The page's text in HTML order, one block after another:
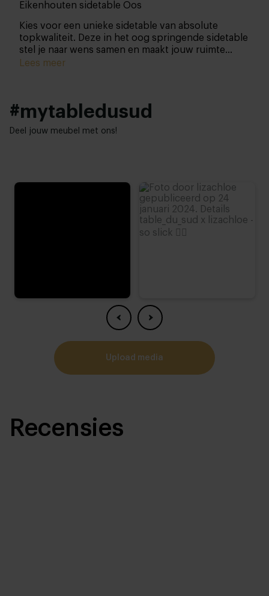
Eikenhouten sidetable Oos
Kies voor een unieke sidetable van absolute
topkwaliteit. Deze in het oog springende sidetable
stel je naar wens samen en maakt jouw ruimte
compleet.
Lees meer
#mytabledusud
Deel jouw meubel met ons!
upload media
Recensies